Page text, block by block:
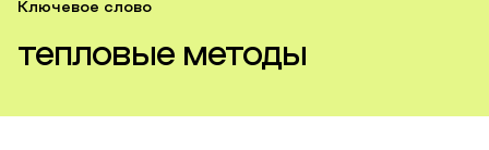
Ключевое слово
тепловые методы